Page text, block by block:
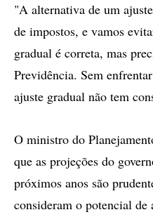
"A alternativa de um
de impostos, e vamos
gradual é correta, mas
Previdência. Sem
ajuste gradual não tem
O ministro do
que as projeções do
próximos anos são
consideram o potencial de